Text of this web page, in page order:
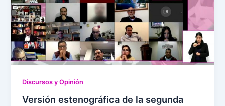
Discursos y Opinión
Versión estenográfica de la segunda